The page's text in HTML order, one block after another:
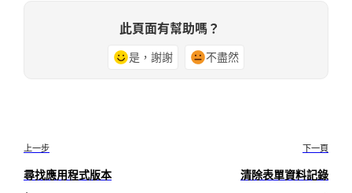
此頁面有幫助嗎？
是，謝謝 不盡然
上一步
尋找應用程式版本
下一頁
清除表單資料記錄